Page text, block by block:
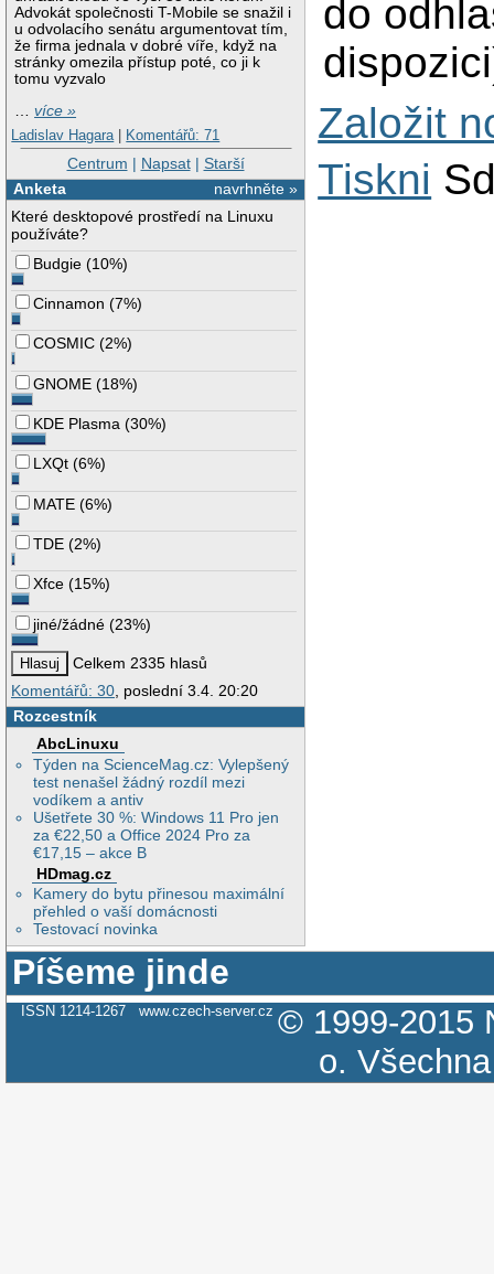
Advokát společnosti T-Mobile se snažil i
u odvolacího senátu argumentovat tím,
že firma jednala v dobré víře, když na
stránky omezila přístup poté, co ji k
tomu vyzvalo
…více »
Ladislav Hagara | Komentářů: 71
Centrum | Napsat| Starší
navrhněte »
Anketa
Které desktopové prostředí na Linuxu
používáte?
Budgie (10%)
Cinnamon (7%)
COSMIC (2%)
GNOME (18%)
KDE Plasma (30%)
LXQt (6%)
MATE (6%)
TDE (2%)
Xfce (15%)
jiné/žádné (23%)
Celkem 2335 hlasů
Komentářů: 30, poslední 3.4. 20:20
Rozcestník
AbcLinuxu
Týden na ScienceMag.cz: Vylepšený
test nenašel žádný rozdíl mezi
vodíkem a antiv
Ušetřete 30 %: Windows 11 Pro jen
za €22,50 a Office 2024 Pro za
€17,15 – akce B
HDmag.cz
Kamery do bytu přinesou maximální
přehled o vaší domácnosti
Testovací novinka
do
Založit
Tiskni
Píšeme jinde
ISSN 1214-1267 www.czech-server.cz © 1999-2015
o.